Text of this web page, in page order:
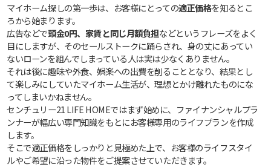
マイホーム探しの第一歩は、お客様にとっての適正価格を知るとこ
ろから始まります。
広告などで頭金0円、家賃と同じ月額負担などというフレーズをよく
目にしますが、そのセールストークに踊らされ、身の丈にあってい
ないローンを組んでしまっている人は実は少なくありません。
それは後に趣味や外食、娯楽への出費を削ることとなり、結果とし
て楽しみにしていたマイホーム生活が、理想とかけ離れたものにな
ってしまいかねません。
センチュリー21 LIFE HOMEではまず始めに、ファイナンシャルプラ
ンナーが幅広い専門知識をもとにお客様専用のライフプランを作成
します。
そこで適正価格をしっかりと見極めた上で、お客様のライフスタイ
ルやご希望に沿った物件をご提案させていただきます。